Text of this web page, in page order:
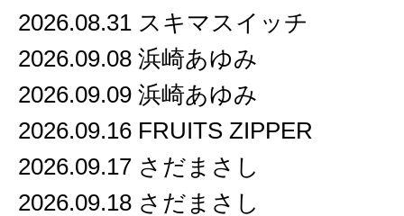
2026.08.31 スキマスイッチ
2026.09.08 浜崎あゆみ
2026.09.09 浜崎あゆみ
2026.09.16 FRUITS ZIPPER
2026.09.17 さだまさし
2026.09.18 さだまさし